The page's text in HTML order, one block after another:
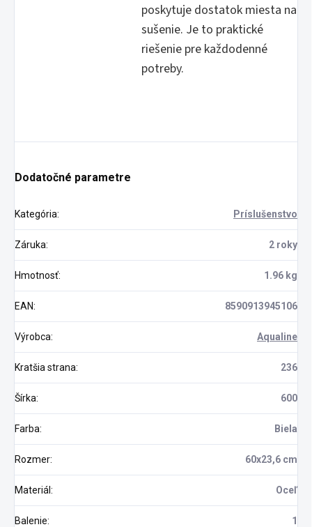
poskytuje dostatok miesta na
sušenie. Je to praktické
riešenie pre každodenné
potreby.
Dodatočné parametre
Kategória: Príslušenstvo
Záruka: 2 roky
Hmotnosť: 1.96 kg
EAN: 8590913945106
Výrobca: Aqualine
Kratšia strana: 236
Šírka: 600
Farba: Biela
Rozmer: 60x23,6 cm
Materiál : Oceľ
Balenie: 1